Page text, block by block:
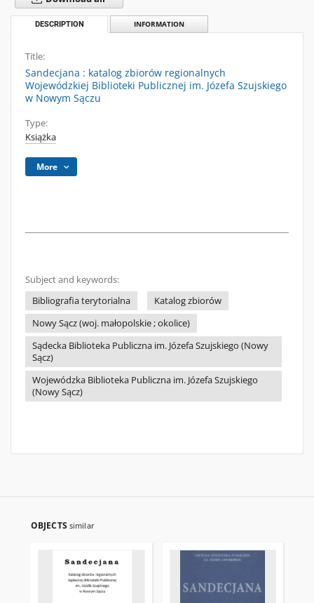
DESCRIPTION INFORMATION
Title:
Sandecjana : katalog zbiorów regionalnych
Wojewódzkiej Biblioteki Publicznej im. Józefa Szujskiego
w Nowym Sączu
Type:
Książka
More
Subject and keywords:
Bibliografia terytorialna
Katalog zbiorów
Nowy Sącz (woj. małopolskie ; okolice)
Sądecka Biblioteka Publiczna im. Józefa Szujskiego (Nowy
Sącz)
Wojewódzka Biblioteka Publiczna im. Józefa Szujskiego
(Nowy Sącz)
OBJECTS similar